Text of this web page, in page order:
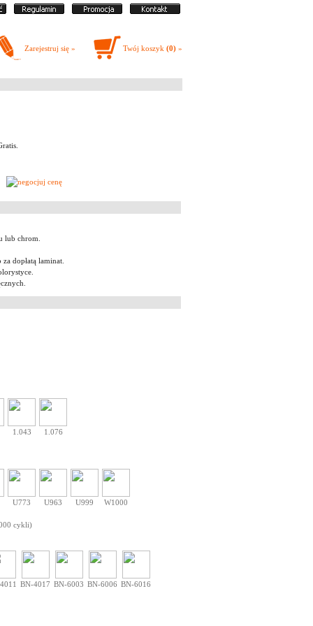
Zarejestruj się » Twój koszyk (0) »
lub chrom.
dopłatą laminat.
1.043 1.076
U773 U963 U999 W1000
cykli)
BN-4017 BN-6003 BN-6006 BN-6016